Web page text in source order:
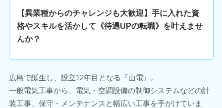
【異業種からのチャレンジも大歓迎】手に入れた資
格やスキルを活かして《待遇UPの転職》を叶えませ
んか？
広島で誕生し、設立12年目となる『山電』。
一般電気工事から、電気・空調設備の制御システムなどの計
装工事、保守・メンテナンスと幅広い工事を手がけていま